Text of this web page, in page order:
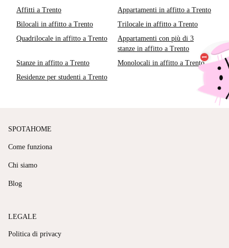
Affitti a Trento
Appartamenti in affitto a Trento
Bilocali in affitto a Trento
Trilocale in affitto a Trento
Quadrilocale in affitto a Trento
Appartamenti con più di 3
stanze in affitto a Trento
Stanze in affitto a Trento
Monolocali in affitto a Trento
Residenze per studenti a Trento
SPOTAHOME
Come funziona
Chi siamo
Blog
LEGALE
Politica di privacy